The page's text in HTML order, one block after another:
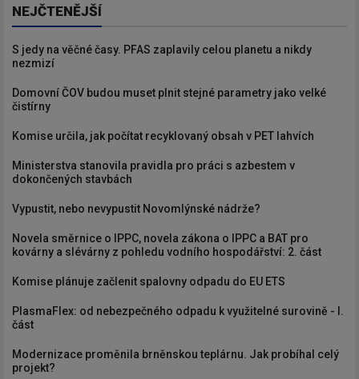
NEJČTENĚJŠÍ
S jedy na věčné časy. PFAS zaplavily celou planetu a nikdy
nezmizí
Domovní ČOV budou muset plnit stejné parametry jako velké
čistírny
Komise určila, jak počítat recyklovaný obsah v PET lahvích
Ministerstva stanovila pravidla pro práci s azbestem v
dokončených stavbách
Vypustit, nebo nevypustit Novomlýnské nádrže?
Novela směrnice o IPPC, novela zákona o IPPC a BAT pro
kovárny a slévárny z pohledu vodního hospodářství: 2. část
Komise plánuje začlenit spalovny odpadu do EU ETS
PlasmaFlex: od nebezpečného odpadu k využitelné surovině - I.
část
Modernizace proměnila brněnskou teplárnu. Jak probíhal celý
projekt?